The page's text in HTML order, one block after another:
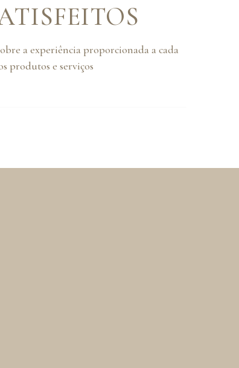
a experiência proporcionada a cada
produtos e serviços